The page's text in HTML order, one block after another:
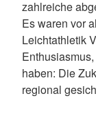
zahlreiche
Es waren vor
Leichtathletik
haben: Die
regional